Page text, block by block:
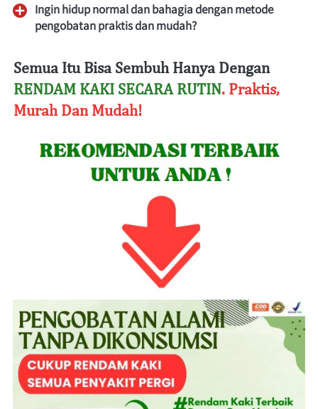
Ingin hidup normal dan bahagia dengan metode
pengobatan praktis dan mudah?
Semua Itu Bisa Sembuh Hanya Dengan
RENDAM KAKI SECARA RUTIN. Praktis,
Murah Dan Mudah!